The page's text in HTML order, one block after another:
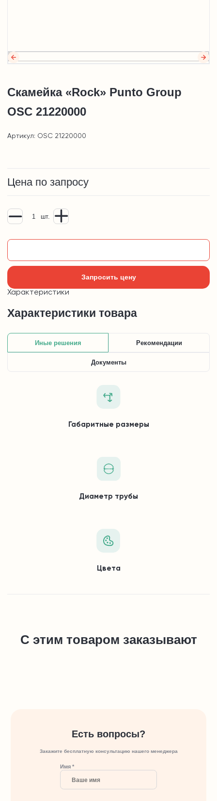
Скамейка «Rock» Punto Group
OSC 21220000
Артикул: OSC 21220000
Цена по запросу
шт.
Запросить цену
Характеристики
Характеристики товара
Иные решения Рекомендации
Документы
Габаритные размеры
Диаметр трубы
Цвета
С этим товаром заказывают
Есть вопросы?
Закажите бесплатную консультацию нашего менеджера
Имя *